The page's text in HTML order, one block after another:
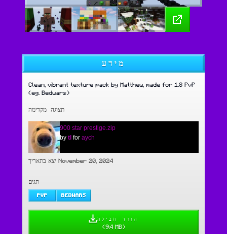
מידע
Clean, vibrant texture pack by Matthew, made for 1.8 PvP
(eg. Bedwars)
תצוגה מקדימה
900 star prestige.zip
by tl for aych
יצא בתאריך November 20, 2024
תגים
PVP BEDWARS
הורד חבילה
(9.4 MB)